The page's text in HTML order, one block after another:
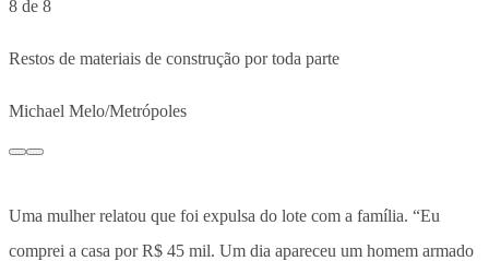
8 de 8
Restos de materiais de construção por toda parte
Michael Melo/Metrópoles
Uma mulher relatou que foi expulsa do lote com a família. “Eu
comprei a casa por R$ 45 mil. Um dia apareceu um homem armado